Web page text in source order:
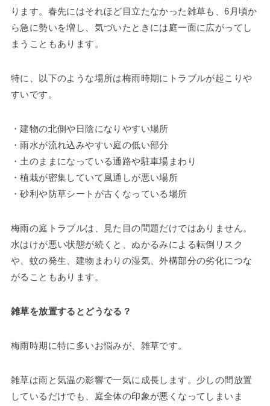
ります。春先にはそれほど目立たなかった雑草も、6月頃か
ら急に勢いを増し、気づいたときには庭一面に広がってし
まうこともあります。
特に、以下のような場所は梅雨時期にトラブルが起こりや
すいです。
・建物の北側や日陰になりやすい場所
・雨水が流れ込みやすい庭の低い部分
・土のままになっている通路や駐車場まわり
・植栽が密集していて風通しが悪い場所
・砂利や防草シートが古くなっている場所
梅雨の庭トラブルは、見た目の問題だけではありません。
水はけが悪い状態が続くと、ぬかるみによる転倒リスク
や、蚊の発生、建物まわりの湿気、外構部分の劣化につな
がることもあります。
雑草を放置するとどうなる？
梅雨時期に特に多いお悩みが、雑草です。
雑草は雨と気温の影響で一気に成長します。少しの間放置
しているだけでも、庭全体の印象が悪くなってしまいま